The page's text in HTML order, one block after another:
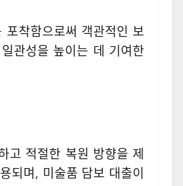
착함으로써 객관적인 보
관성을 높이는 데 기여한
고 적절한 복원 방향을 제
되며, 미술품 담보 대출이